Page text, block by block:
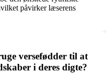
påvirker læserens
versefødder til at
i deres digte?